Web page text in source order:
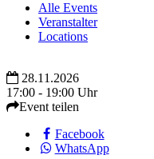
Alle Events
Veranstalter
Locations
28.11.2026
17:00 - 19:00 Uhr
Event teilen
Facebook
WhatsApp